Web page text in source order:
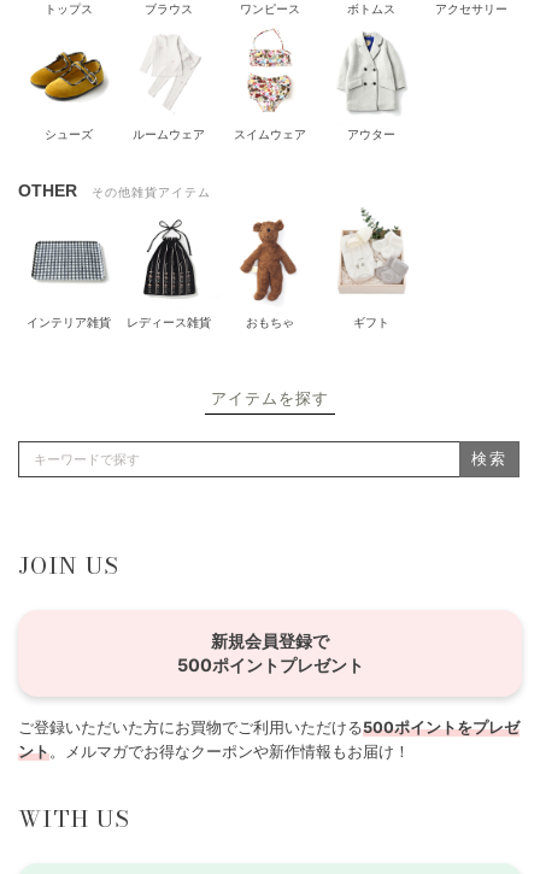
トップス ブラウス ワンピース ボトムス アクセサリー
シューズ ルームウェア スイムウェア アウター
OTHER その他雑貨アイテム
インテリア雑貨 レディース雑貨 おもちゃ ギフト
アイテムを探す
検索
JOIN US
新規会員登録で
500ポイントプレゼント
ご登録いただいた方にお買物でご利用いただける500ポイントをプレゼ
ント。メルマガでお得なクーポンや新作情報もお届け！
WITH US